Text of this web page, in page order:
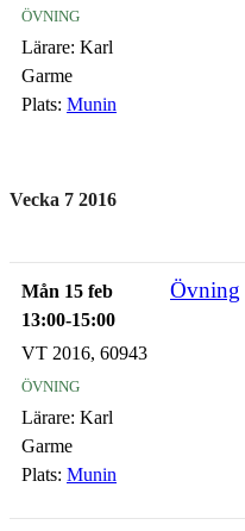
övning
Lärare: Karl
Garme
Plats: Munin
Vecka 7 2016
Mån 15 feb
13:00-15:00
Övning
VT 2016, 60943
övning
Lärare: Karl
Garme
Plats: Munin